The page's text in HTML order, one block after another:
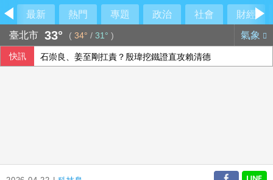
最新 熱門 專題 政治 社會
財經
臺北市 33° ( 34° / 31° ) 氣象
快訊 石崇良、姜至剛扛責？殷瑋挖鐵證直攻賴清德